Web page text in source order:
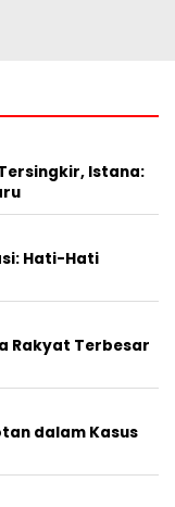
Istana:
Hati-Hati
Rakyat Terbesar
dalam Kasus